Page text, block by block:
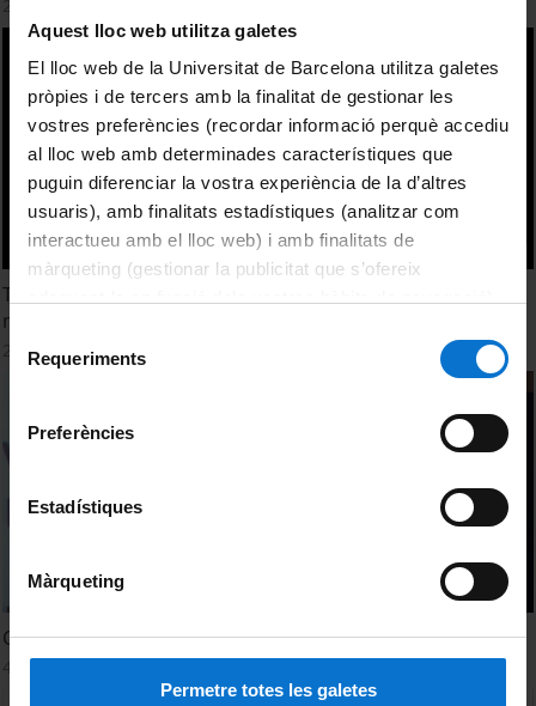
Aquest lloc web utilitza galetes
El lloc web de la Universitat de Barcelona utilitza galetes
pròpies i de tercers amb la finalitat de gestionar les
vostres preferències (recordar informació perquè accediu
al lloc web amb determinades característiques que
puguin diferenciar la vostra experiència de la d’altres
usuaris), amb finalitats estadístiques (analitzar com
interactueu amb el lloc web) i amb finalitats de
màrqueting (gestionar la publicitat que s’ofereix
consultar laPolítica de galetes del lloc web de la
Requeriments
Preferències
Estadístiques
Màrqueting
Permetre totes les galetes
The diffuse key of the informational city. The innovative
milieu. Approximation to 22@ Barcelona
23 Febrero, 2016
Clausura Jornada Innovación Promoción Turística CETT
4 Septiembre, 2014